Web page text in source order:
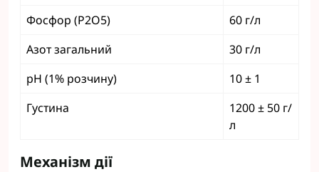
Фосфор (P2O5)
60 г/л
Азот загальний
30 г/л
pH (1% розчину)
10 ± 1
Густина
1200 ± 50 г/
л
Механізм дії